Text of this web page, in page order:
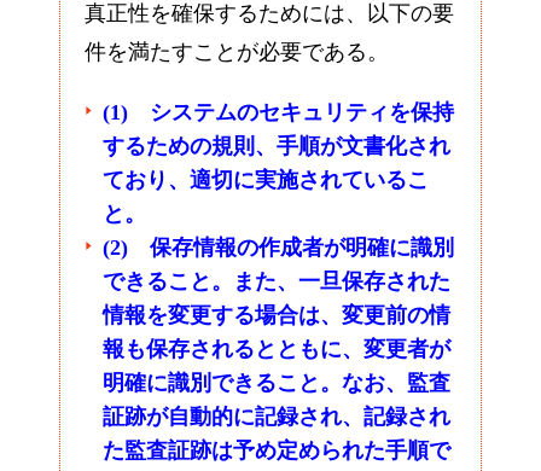
真正性を確保するためには、以下の要
件を満たすことが必要である。
(1) システムのセキュリティを保持
するための規則、手順が文書化され
ており、適切に実施されているこ
と。
(2) 保存情報の作成者が明確に識別
できること。また、一旦保存された
情報を変更する場合は、変更前の情
報も保存されるとともに、変更者が
明確に識別できること。なお、監査
証跡が自動的に記録され、記録され
た監査証跡は予め定められた手順で